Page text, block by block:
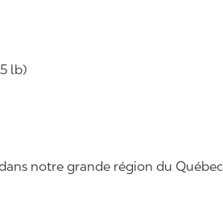
lb)
notre grande région du Québec